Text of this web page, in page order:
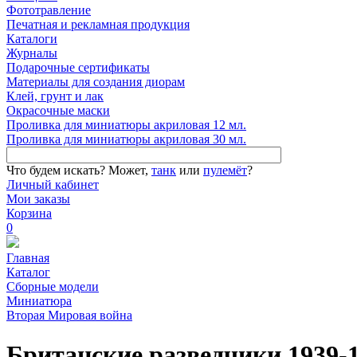
Фототравление
Печатная и рекламная продукция
Каталоги
Журналы
Подарочные сертификаты
Материалы для создания диорам
Клей, грунт и лак
Окрасочные маски
Проливка для миниатюры акриловая 12 мл.
Проливка для миниатюры акриловая 30 мл.
Что будем искать? Может, танк или пулемёт?
Личный кабинет
Мои заказы
Корзина
0
Главная
Каталог
Сборные модели
Миниатюра
Вторая Мировая война